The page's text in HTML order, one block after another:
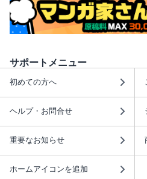
サポートメニュー
初めての方へ
ヘルプ・お問合せ
重要なお知らせ
ホームアイコンを追加